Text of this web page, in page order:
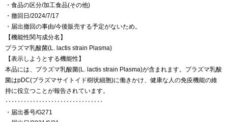
・食品の区分/加工食品(その他)
・撤回日/2024/7/17
・届出撤回の事由/今後販売する予定がないため。
【機能性関与成分名】
プラズマ乳酸菌(L. lactis strain Plasma)
【表示しようとする機能性】
本品には、プラズマ乳酸菌(L. lactis strain Plasma)が含まれます。プラズマ乳酸
菌はpDC(プラズマサイトイド樹状細胞)に働きかけ、健康な人の免疫機能の維
持に役立つことが報告されています。
‥‥‥‥‥‥‥‥‥‥‥‥‥‥‥‥
・届出番号/G271